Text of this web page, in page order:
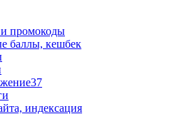
промокоды
баллы, кешбек
37
индексация